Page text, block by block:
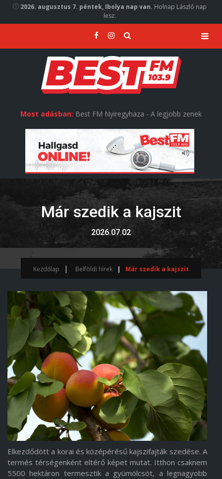
2026. augusztus 7. péntek, Ibolya nap van. Holnap László nap
lesz.
Most adásban: Best FM Nyiregyhaza - A legjobb zenek
Már szedik a kajszit
2026.07.02
Kezdőlap Belföldi hírek Már szedik a kajszit
Elkezdődött a korai és középérésű kajszifajták szedése. A
termés térségenként eltérő képet mutat. Itthon csaknem
5500 hektáron termesztik a gyümölcsöt, a legnagyobb